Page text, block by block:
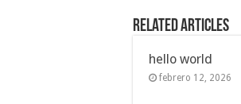
Related Articles
hello world
febrero 12, 2026